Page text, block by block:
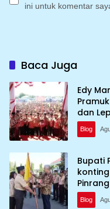
ini untuk komentar
Baca Juga
Edy
dan
Blog
Bupati
kebumi
Blog